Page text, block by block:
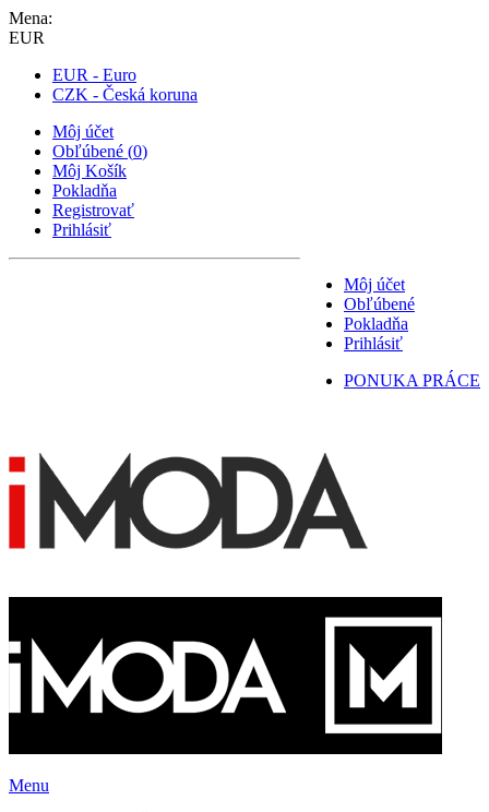
Mena:
EUR
EUR - Euro
CZK - Česká koruna
Môj účet
Obľúbené (0)
Môj Košík
Pokladňa
Registrovať
Prihlásiť
Môj účet
Obľúbené
Pokladňa
Prihlásiť
PONUKA PRÁCE
Menu